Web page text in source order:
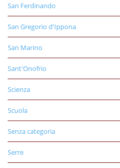
San Ferdinando
San Gregorio d'Ippona
San Marino
Sant'Onofrio
Scienza
Scuola
Senza categoria
Serre